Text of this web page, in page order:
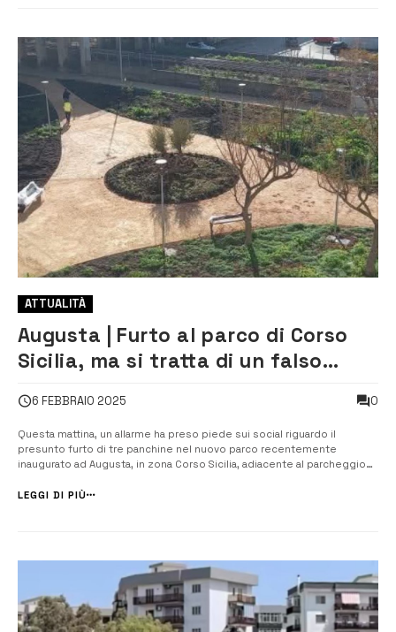
ATTUALITÀ
Augusta | Furto al parco di Corso
Sicilia, ma si tratta di un falso
6 FEBBRAIO 2025 0
Questa mattina, un allarme ha preso piede sui social riguardo il
presunto furto di tre panchine nel nuovo parco recentemente
inaugurato ad Augusta, in zona Corso Sicilia, adiacente al parcheggio
dovuti accertamenti, è emerso che la storia del furto era
LEGGI DI PIÙ